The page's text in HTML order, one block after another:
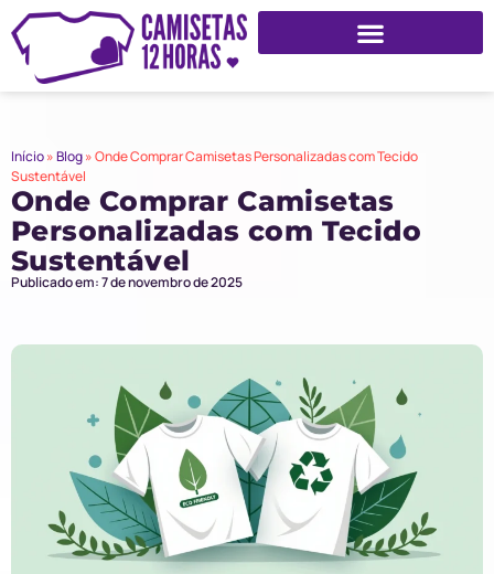
Início»Blog»Onde Comprar Camisetas Personalizadas com Tecido
Sustentável
Onde Comprar Camisetas
Personalizadas com Tecido
Sustentável
Publicado em: 7 de novembro de 2025